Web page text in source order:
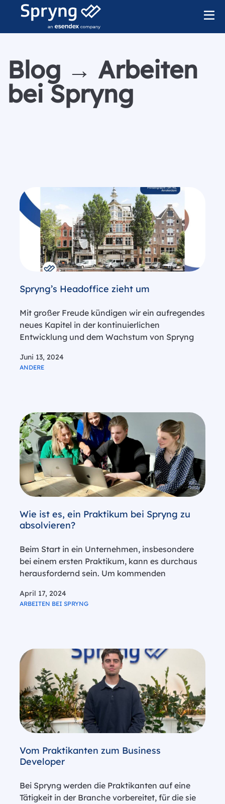
Blog → Arbeiten
bei Spryng
Spryng’s Headoffice zieht um
Mit großer Freude kündigen wir ein aufregendes
neues Kapitel in der kontinuierlichen
Entwicklung und dem Wachstum von Spryng
von der belebten Hannie Dankbaarpassage 20-
Juni 13, 2024
ANDERE
Wie ist es, ein Praktikum bei Spryng zu
absolvieren?
Beim Start in ein Unternehmen, insbesondere
bei einem ersten Praktikum, kann es durchaus
herausfordernd sein. Um kommenden
Unternehmenswelt zurechtzufinden und das
April 17, 2024
ARBEITEN BEI SPRYNG
Vom Praktikanten zum Business
Developer
Bei Spryng werden die Praktikanten auf eine
Tätigkeit in der Branche vorbereitet, für die sie